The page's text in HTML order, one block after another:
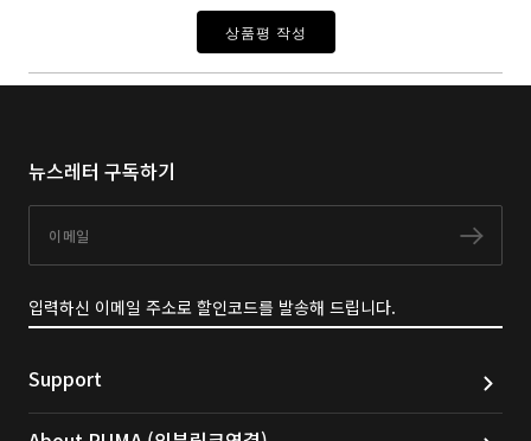
상품평 작성
뉴스레터 구독하기
구독
입력하신 이메일 주소로 할인코드를 발송해 드립니다.
Support